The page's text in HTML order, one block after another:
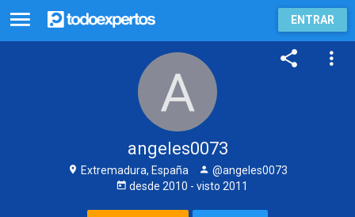
ENTRAR
angeles0073
Extremadura, España
@angeles0073
desde 2010 - visto 2011